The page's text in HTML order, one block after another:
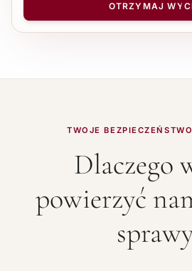
OTRZYMAJ
TWOJE
Dlaczego
powierzyć